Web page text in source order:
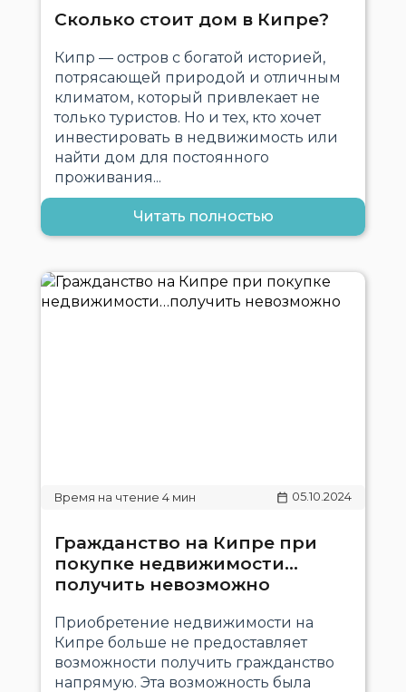
Сколько стоит дом в Кипре?
Кипр — остров с богатой историей,
потрясающей природой и отличным
климатом, который привлекает не
только туристов. Но и тех, кто хочет
инвестировать в недвижимость или
найти дом для постоянного
проживания...
Читать полностью
05.10.2024
Гражданство на Кипре при
покупке недвижимости…
получить невозможно
Приобретение недвижимости на
Кипре больше не предоставляет
возможности получить гражданство
напрямую. Эта возможность была